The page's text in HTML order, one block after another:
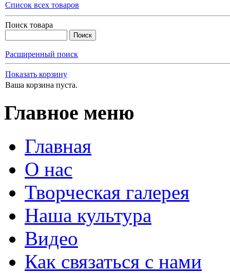
Список всех товаров
Поиск товара
Расширенный поиск
Показать корзину
Ваша корзина пуста.
Главное меню
Главная
О нас
Творческая галерея
Наша культура
Видео
Как связаться с нами